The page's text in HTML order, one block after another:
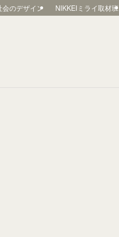
会のデザイン NIKKEIミライ取材班